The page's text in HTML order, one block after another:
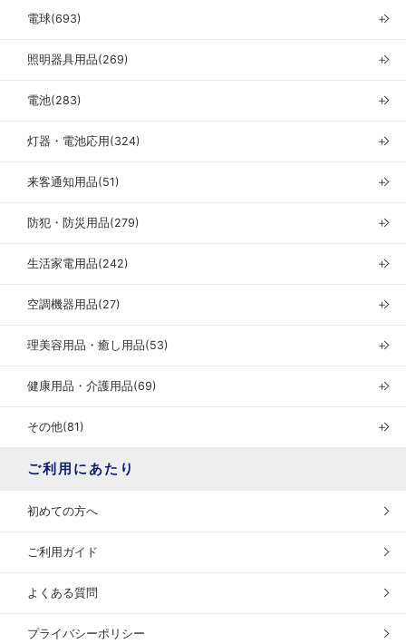
電球(693) ＋
照明器具用品(269) ＋
電池(283) ＋
灯器・電池応用(324) ＋
来客通知用品(51) ＋
防犯・防災用品(279) ＋
生活家電用品(242) ＋
空調機器用品(27) ＋
理美容用品・癒し用品(53) ＋
健康用品・介護用品(69) ＋
その他(81) ＋
ご利用にあたり
初めての方へ
ご利用ガイド
よくある質問
プライバシーポリシー